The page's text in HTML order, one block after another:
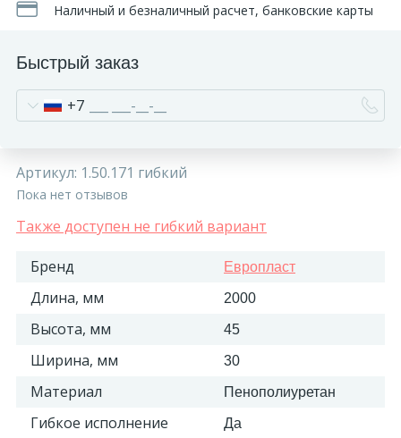
Наличный и безналичный расчет, банковские карты
Быстрый заказ
+7
Артикул: 1.50.171 гибкий
Пока нет отзывов
Также доступен не гибкий вариант
Бренд Европласт
Длина, мм 2000
Высота, мм 45
Ширина, мм 30
Материал Пенополиуретан
Гибкое исполнение Да